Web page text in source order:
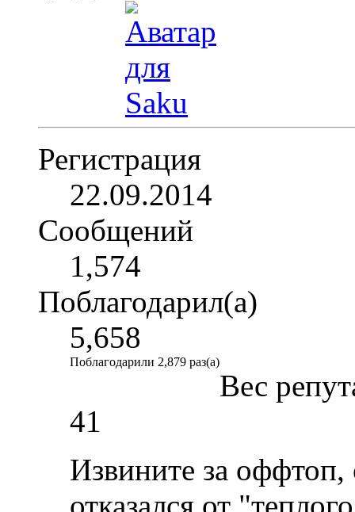
Регистрация
22.09.2014
Сообщений
1,574
Поблагодарил(а)
5,658
Поблагодарили 2,879 раз(а)
Вес
41
Извините за оффтоп,
отказался от